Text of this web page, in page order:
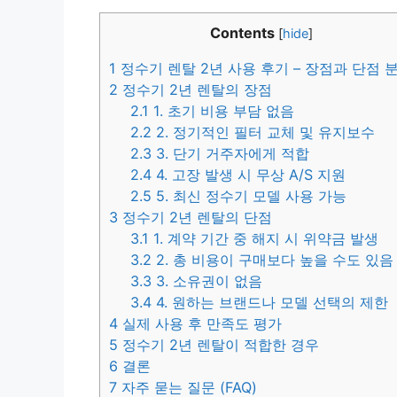
Contents [hide]
1 정수기 렌탈 2년 사용 후기 – 장점과 단점
2 정수기 2년 렌탈의 장점
2.1 1. 초기 비용 부담 없음
2.2 2. 정기적인 필터 교체 및 유지보수
2.3 3. 단기 거주자에게 적합
2.4 4. 고장 발생 시 무상 A/S 지원
2.5 5. 최신 정수기 모델 사용 가능
3 정수기 2년 렌탈의 단점
3.1 1. 계약 기간 중 해지 시 위약금 발생
3.2 2. 총 비용이 구매보다 높을 수도 있음
3.3 3. 소유권이 없음
3.4 4. 원하는 브랜드나 모델 선택의 제한
4 실제 사용 후 만족도 평가
5 정수기 2년 렌탈이 적합한 경우
6 결론
7 자주 묻는 질문 (FAQ)